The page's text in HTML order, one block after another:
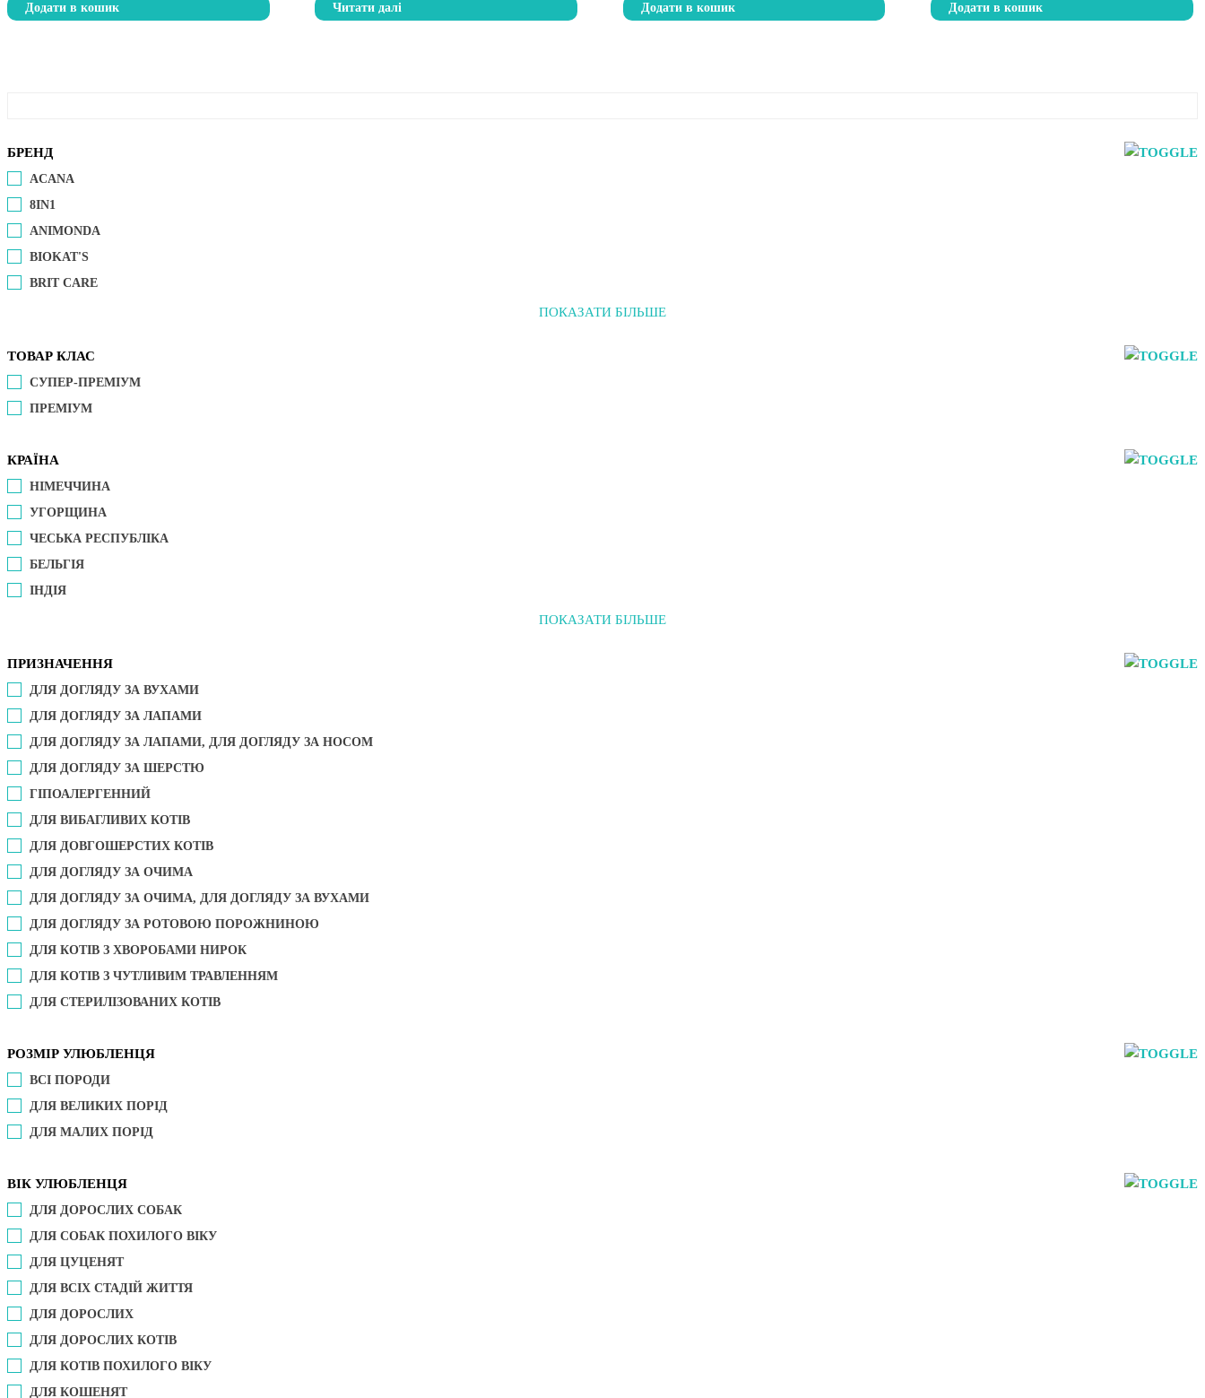
Додати в кошик Читати далі Додати в кошик Додати в кошик
БРЕНД
ACANA
8IN1
ANIMONDA
BIOKAT'S
BRIT CARE
ПОКАЗАТИ БІЛЬШЕ
ТОВАР КЛАС
СУПЕР-ПРЕМІУМ
ПРЕМІУМ
КРАЇНА
НІМЕЧЧИНА
УГОРЩИНА
ЧЕСЬКА РЕСПУБЛІКА
БЕЛЬГІЯ
ІНДІЯ
ПОКАЗАТИ БІЛЬШЕ
ПРИЗНАЧЕННЯ
ДЛЯ ДОГЛЯДУ ЗА ВУХАМИ
ДЛЯ ДОГЛЯДУ ЗА ЛАПАМИ
ДЛЯ ДОГЛЯДУ ЗА ЛАПАМИ, ДЛЯ ДОГЛЯДУ ЗА НОСОМ
ДЛЯ ДОГЛЯДУ ЗА ШЕРСТЮ
ГІПОАЛЕРГЕННИЙ
ДЛЯ ВИБАГЛИВИХ КОТІВ
ДЛЯ ДОВГОШЕРСТИХ КОТІВ
ДЛЯ ДОГЛЯДУ ЗА ОЧИМА
ДЛЯ ДОГЛЯДУ ЗА ОЧИМА, ДЛЯ ДОГЛЯДУ ЗА ВУХАМИ
ДЛЯ ДОГЛЯДУ ЗА РОТОВОЮ ПОРОЖНИНОЮ
ДЛЯ КОТІВ З ХВОРОБАМИ НИРОК
ДЛЯ КОТІВ З ЧУТЛИВИМ ТРАВЛЕННЯМ
ДЛЯ СТЕРИЛІЗОВАНИХ КОТІВ
РОЗМІР УЛЮБЛЕНЦЯ
ВСІ ПОРОДИ
ДЛЯ ВЕЛИКИХ ПОРІД
ДЛЯ МАЛИХ ПОРІД
ВІК УЛЮБЛЕНЦЯ
ДЛЯ ДОРОСЛИХ СОБАК
ДЛЯ СОБАК ПОХИЛОГО ВІКУ
ДЛЯ ЦУЦЕНЯТ
ДЛЯ ВСІХ СТАДІЙ ЖИТТЯ
ДЛЯ ДОРОСЛИХ
ДЛЯ ДОРОСЛИХ КОТІВ
ДЛЯ КОТІВ ПОХИЛОГО ВІКУ
ДЛЯ КОШЕНЯТ